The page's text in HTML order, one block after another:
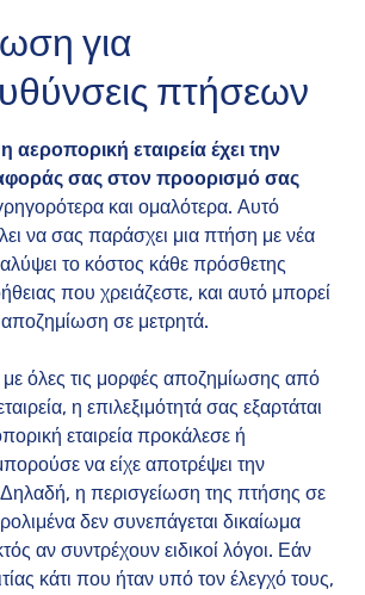
για
πτήσεων
αεροπορική εταιρεία έχει την
σας στον προορισμό σας
και ομαλότερα. Αυτό
να σας παράσχει μια πτήση με νέα
το κόστος κάθε πρόσθετης
που χρειάζεστε, και αυτό μπορεί
σε μετρητά.
όλες τις μορφές αποζημίωσης από
η επιλεξιμότητά σας εξαρτάται
εταιρεία προκάλεσε ή
να είχε αποτρέψει την
η περισγείωση της πτήσης σε
δεν συνεπάγεται δικαίωμα
αν συντρέχουν ειδικοί λόγοι. Εάν
κάτι που ήταν υπό τον έλεγχό τους,